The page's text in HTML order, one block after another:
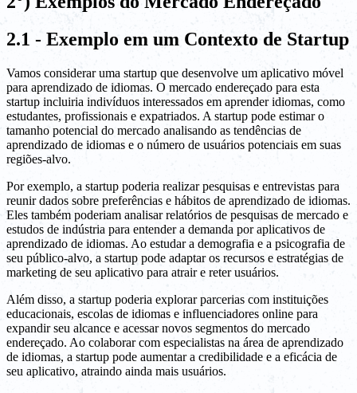
2.1 - Exemplo em um Contexto de Startup
Vamos considerar uma startup que desenvolve um aplicativo móvel
para aprendizado de idiomas. O mercado endereçado para esta
startup incluiria indivíduos interessados em aprender idiomas, como
estudantes, profissionais e expatriados. A startup pode estimar o
tamanho potencial do mercado analisando as tendências de
aprendizado de idiomas e o número de usuários potenciais em suas
regiões-alvo.
Por exemplo, a startup poderia realizar pesquisas e entrevistas para
reunir dados sobre preferências e hábitos de aprendizado de idiomas.
Eles também poderiam analisar relatórios de pesquisas de mercado e
estudos de indústria para entender a demanda por aplicativos de
aprendizado de idiomas. Ao estudar a demografia e a psicografia de
seu público-alvo, a startup pode adaptar os recursos e estratégias de
marketing de seu aplicativo para atrair e reter usuários.
Além disso, a startup poderia explorar parcerias com instituições
educacionais, escolas de idiomas e influenciadores online para
expandir seu alcance e acessar novos segmentos do mercado
endereçado. Ao colaborar com especialistas na área de aprendizado
de idiomas, a startup pode aumentar a credibilidade e a eficácia de
seu aplicativo, atraindo ainda mais usuários.